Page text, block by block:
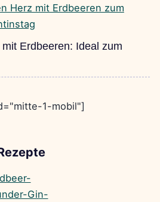
Erdbeeren: Ideal zum
1-mobil"]